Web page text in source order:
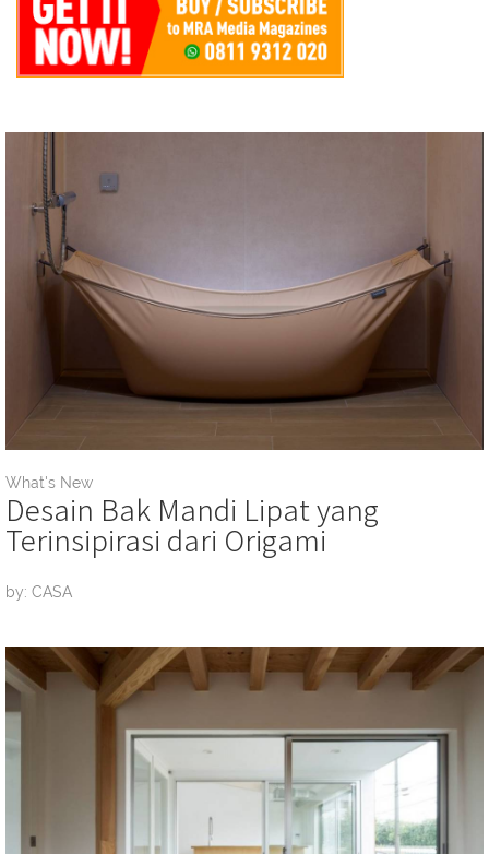
What's New
Desain Bak Mandi Lipat yang
Terinsipirasi dari Origami
by: CASA